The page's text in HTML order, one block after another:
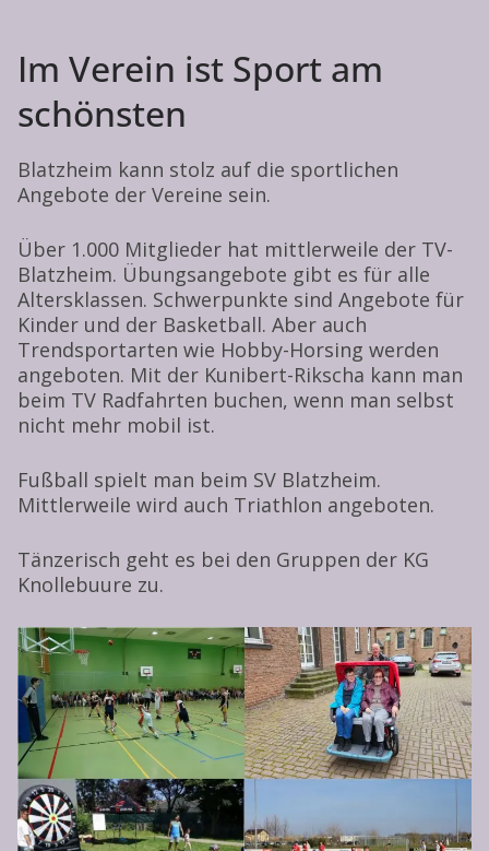
Im Verein ist Sport am
schönsten
Blatzheim kann stolz auf die sportlichen
Angebote der Vereine sein.
Über 1.000 Mitglieder hat mittlerweile der TV-
Blatzheim. Übungsangebote gibt es für alle
Altersklassen. Schwerpunkte sind Angebote für
Kinder und der Basketball. Aber auch
Trendsportarten wie Hobby-Horsing werden
angeboten. Mit der Kunibert-Rikscha kann man
beim TV Radfahrten buchen, wenn man selbst
nicht mehr mobil ist.
Fußball spielt man beim SV Blatzheim.
Mittlerweile wird auch Triathlon angeboten.
Tänzerisch geht es bei den Gruppen der KG
Knollebuure zu.